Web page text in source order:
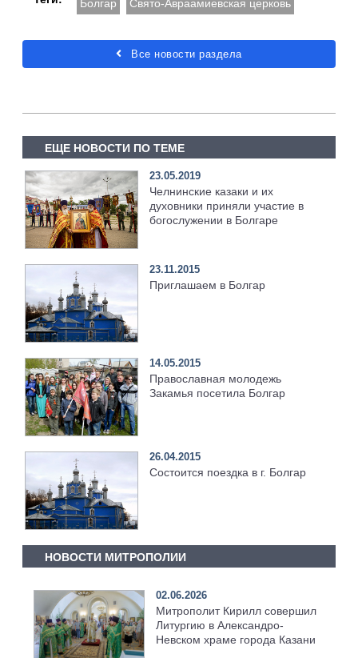
Болгар Свято-Авраамиевская церковь
Все новости раздела
ЕЩЕ НОВОСТИ ПО ТЕМЕ
23.05.2019
Челнинские казаки и их
духовники приняли участие в
богослужении в Болгаре
23.11.2015
Приглашаем в Болгар
14.05.2015
Православная молодежь
Закамья посетила Болгар
26.04.2015
Состоится поездка в г. Болгар
НОВОСТИ МИТРОПОЛИИ
02.06.2026
Митрополит Кирилл совершил
Литургию в Александро-
Невском храме города Казани